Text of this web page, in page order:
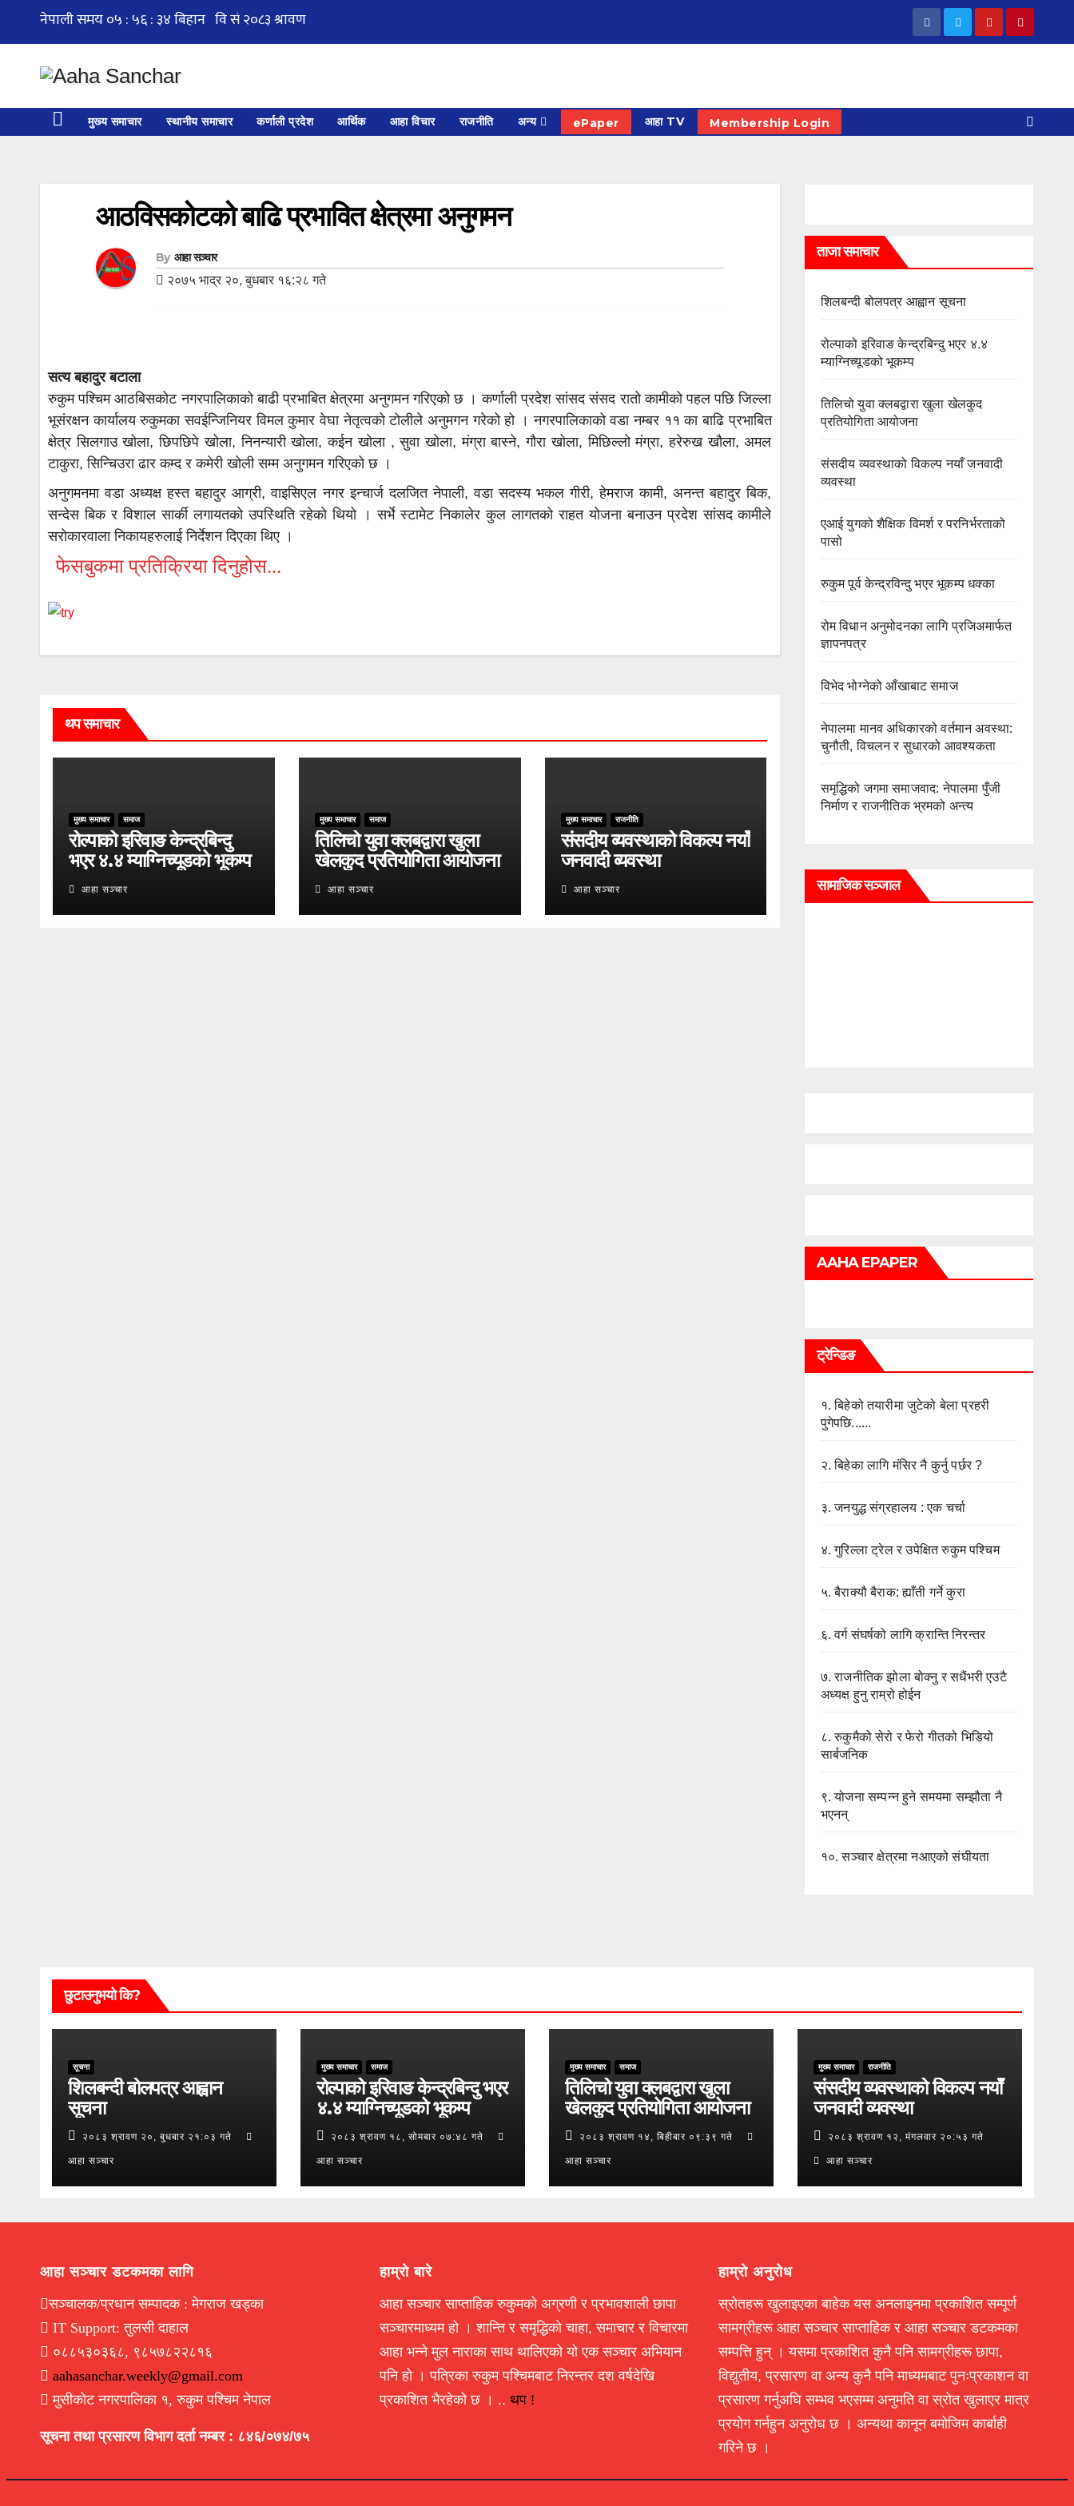
मुख्य समाचार स्थानीय समाचार कर्णाली प्रदेश आर्थिक आहा विचार राजनीति अन्य ePaper आहा TV Membership Login
आठविसकोटको बाढि प्रभावित क्षेत्रमा अनुगमन
By आहा सञ्चार
२०७५ भाद्र २०, बुधबार १६:२८ गते
सत्य बहादुर बटाला
रुकुम पश्चिम आठबिसकोट नगरपालिकाको बाढी प्रभाबित क्षेत्रमा अनुगमन गरिएको छ । कर्णाली प्रदेश सांसद संसद रातो कामीको पहल पछि जिल्ला
भूसंरक्षन कार्यालय रुकुमका सवईन्जिनियर विमल कुमार वेघा नेतृत्वको टोलीले अनुमगन गरेको हो । नगरपालिकाको वडा नम्बर ११ का बाढि प्रभाबित
क्षेत्र सिलगाउ खोला, छिपछिपे खोला, निनन्यारी खोला, कईन खोला , सुवा खोला, मंग्रा बास्ने, गौरा खोला, मिछिल्लो मंग्रा, हरेरुख खौला, अमल
टाकुरा, सिन्चिउरा ढार कम्द र कमेरी खोली सम्म अनुगमन गरिएको छ ।
अनुगमनमा वडा अध्यक्ष हस्त बहादुर आग्री, वाइसिएल नगर इन्चार्ज दलजित नेपाली, वडा सदस्य भकल गीरी, हेमराज कामी, अनन्त बहादुर बिक,
सन्देस बिक र विशाल सार्की लगायतको उपस्थिति रहेको थियो । सर्भे स्टामेट निकालेर कुल लागतको राहत योजना बनाउन प्रदेश सांसद कामीले
सरोकारवाला निकायहरुलाई निर्देशन दिएका थिए ।
फेसबुकमा प्रतिक्रिया दिनुहोस...
थप समाचार
मुख्य समाचार समाज
रोल्पाको इरिवाङ केन्द्रबिन्दु
भएर ४.४ म्याग्निच्यूडको भूकम्प
आहा सञ्चार
मुख्य समाचार समाज
तिलिचो युवा क्लबद्वारा खुला
खेलकुद प्रतियोगिता आयोजना
आहा सञ्चार
मुख्य समाचार राजनीति
संसदीय व्यवस्थाको विकल्प नयाँ
जनवादी व्यवस्था
आहा सञ्चार
ताजा समाचार
शिलबन्दी बोलपत्र आह्वान सूचना
रोल्पाको इरिवाङ केन्द्रबिन्दु भएर ४.४
म्याग्निच्यूडको भूकम्प
तिलिचो युवा क्लबद्वारा खुला खेलकुद
प्रतियोगिता आयोजना
संसदीय व्यवस्थाको विकल्प नयाँ जनवादी
व्यवस्था
एआई युगको शैक्षिक विमर्श र परनिर्भरताको
पासो
रुकुम पूर्व केन्द्रविन्दु भएर भूकम्प धक्का
रोम विधान अनुमोदनका लागि प्रजिअमार्फत
ज्ञापनपत्र
विभेद भोग्नेको आँखाबाट समाज
नेपालमा मानव अधिकारको वर्तमान अवस्था:
चुनौती, विचलन र सुधारको आवश्यकता
समृद्धिको जगमा समाजवाद: नेपालमा पुँजी
निर्माण र राजनीतिक भ्रमको अन्त्य
सामाजिक सञ्जाल
AAHA EPAPER
ट्रेन्डिङ
१.बिहेको तयारीमा जुटेको बेला प्रहरी
पुगेपछि......
२.बिहेका लागि मंसिर नै कुर्नु पर्छर ?
३.जनयुद्ध संग्रहालय : एक चर्चा
४.गुरिल्ला ट्रेल र उपेक्षित रुकुम पश्चिम
५.बैराक्यौ बैराक: ह्याँती गर्ने कुरा
६.वर्ग संघर्षको लागि क्रान्ति निरन्तर
७.राजनीतिक झोला बोक्नु र सधैंभरी एउटै
अध्यक्ष हुनु राम्रो होईन
८.रुकुमैको सेरो र फेरो गीतको भिडियो
सार्बजनिक
९.योजना सम्पन्न हुने समयमा सम्झौता नै
भएनन्
१०.सञ्चार क्षेत्रमा नआएको संघीयता
छुटाउनुभयो कि?
सूचना
शिलबन्दी बोलपत्र आह्वान
सूचना
२०८३ श्रावण २०, बुधबार २१:०३ गते
आहा सञ्चार
मुख्य समाचार समाज
रोल्पाको इरिवाङ केन्द्रबिन्दु भएर
४.४ म्याग्निच्यूडको भूकम्प
२०८३ श्रावण १८, सोमबार ०७:४८ गते
आहा सञ्चार
मुख्य समाचार समाज
तिलिचो युवा क्लबद्वारा खुला
खेलकुद प्रतियोगिता आयोजना
२०८३ श्रावण १४, बिहीबार ०९:३९ गते
आहा सञ्चार
मुख्य समाचार राजनीति
संसदीय व्यवस्थाको विकल्प नयाँ
जनवादी व्यवस्था
२०८३ श्रावण १२, मंगलवार २०:५३ गते
आहा सञ्चार
आहा सञ्चार डटकमका लागि
सञ्चालक/प्रधान सम्पादक : मेगराज खड्का
IT Support: तुलसी दाहाल
०८८५३०३६८, ९८५७८२२८१६
aahasanchar.weekly@gmail.com
मुसीकोट नगरपालिका १, रुकुम पश्चिम नेपाल
सूचना तथा प्रसारण विभाग दर्ता नम्बर : ८४६/०७४/७५
हाम्रो बारे
आहा सञ्चार साप्ताहिक रुकुमको अग्रणी र प्रभावशाली छापा
सञ्चारमाध्यम हो । शान्ति र समृद्धिको चाहा, समाचार र विचारमा
आहा भन्ने मुल नाराका साथ थालिएको यो एक सञ्चार अभियान
पनि हो । पत्रिका रुकुम पश्चिमबाट निरन्तर दश वर्षदेखि
प्रकाशित भैरहेको छ । .. थप !
हाम्रो अनुरोध
स्रोतहरू खुलाइएका बाहेक यस अनलाइनमा प्रकाशित सम्पूर्ण
सामग्रीहरू आहा सञ्चार साप्ताहिक र आहा सञ्चार डटकमका
सम्पत्ति हुन् । यसमा प्रकाशित कुनै पनि सामग्रीहरू छापा,
विद्युतीय, प्रसारण वा अन्य कुनै पनि माध्यमबाट पुनःप्रकाशन वा
प्रसारण गर्नुअघि सम्भव भएसम्म अनुमति वा स्रोत खुलाएर मात्र
प्रयोग गर्नहुन अनुरोध छ । अन्यथा कानून बमोजिम कार्बाही
गरिने छ ।